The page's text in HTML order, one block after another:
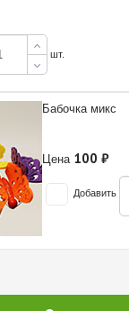
шт.
Бабочка микс
Цена 100 ₽
Добавить